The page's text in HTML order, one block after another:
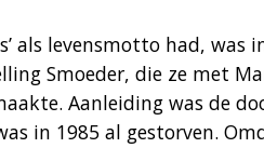
als levensmotto had, was
Smoeder, die ze met
Aanleiding was de
in 1985 al gestorven.